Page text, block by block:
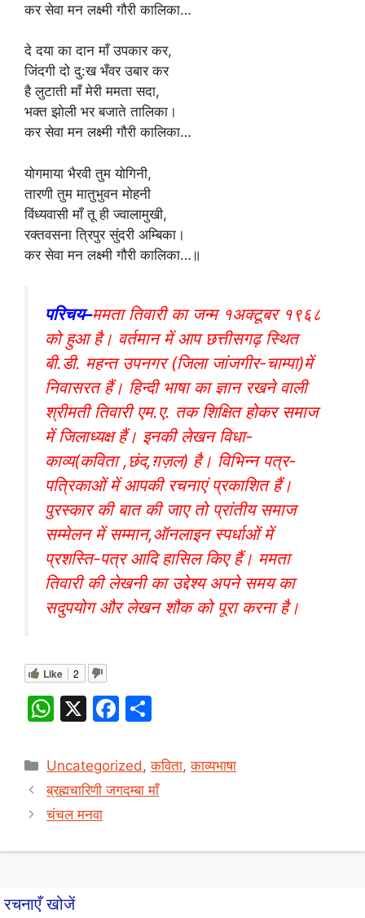
कर सेवा मन लक्ष्मी गौरी कालिका…
दे दया का दान माँ उपकार कर,
जिंदगी दो दु:ख भँवर उबार कर
है लुटाती माँ मेरी ममता सदा,
भक्त झोली भर बजाते तालिका।
कर सेवा मन लक्ष्मी गौरी कालिका…
योगमाया भैरवी तुम योगिनी,
तारणी तुम मातुभुवन मोहनी
विंध्यवासी माँ तू ही ज्वालामुखी,
रक्तवसना त्रिपुर सुंदरी अम्बिका।
कर सेवा मन लक्ष्मी गौरी कालिका…॥
परिचय–ममता तिवारी का जन्म १अक्टूबर १९६८
को हुआ है। वर्तमान में आप छत्तीसगढ़ स्थित
बी.डी. महन्त उपनगर (जिला जांजगीर-चाम्पा)में
निवासरत हैं। हिन्दी भाषा का ज्ञान रखने वाली
श्रीमती तिवारी एम.ए. तक शिक्षित होकर समाज
में जिलाध्यक्ष हैं। इनकी लेखन विधा-
काव्य(कविता ,छंद,ग़ज़ल) है। विभिन्न पत्र-
पत्रिकाओं में आपकी रचनाएं प्रकाशित हैं।
पुरस्कार की बात की जाए तो प्रांतीय समाज
सम्मेलन में सम्मान,ऑनलाइन स्पर्धाओं में
प्रशस्ति-पत्र आदि हासिल किए हैं। ममता
तिवारी की लेखनी का उद्देश्य अपने समय का
सदुपयोग और लेखन शौक को पूरा करना है।
Like 2
W
at
s
A
X
F
c
e
ar
e
Categories
Uncategorized ,कविता,काव्यभाषा
ब्रह्मचारिणी जगदम्बा माँ
चंचल मनवा
रचनाएँ खोजें